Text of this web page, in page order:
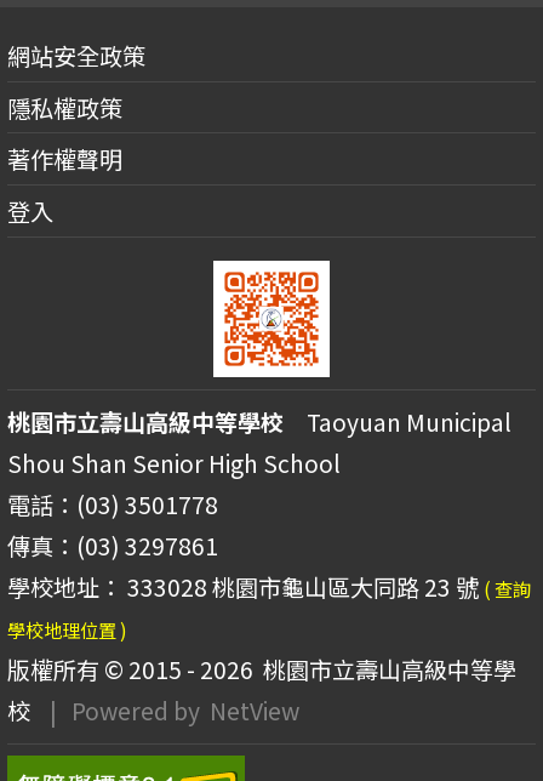
網站安全政策
隱私權政策
著作權聲明
登入
桃園市立壽山高級中等學校 Taoyuan Municipal
Shou Shan Senior High School
電話：(03) 3501778
傳真：(03) 3297861
學校地址： 333028 桃園市龜山區大同路 23 號 ( 查詢
學校地理位置 )
版權所有 © 2015 - 2026 桃園市立壽山高級中等學
校
| Powered by NetView